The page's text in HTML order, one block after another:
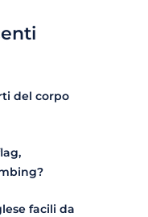
del corpo
facili da